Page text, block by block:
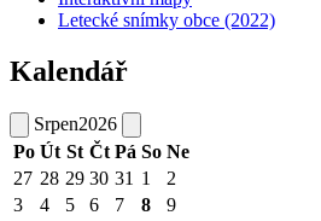
Letecké snímky obce (2022)
Kalendář
Srpen2026
Po Út St Čt Pá So Ne
27 28 29 30 31 1
2
3
4 5 6 7 8
9